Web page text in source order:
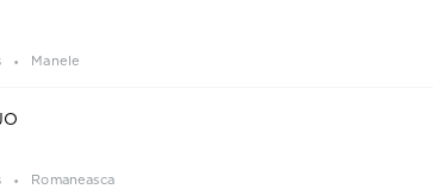
Manele
Romaneasca